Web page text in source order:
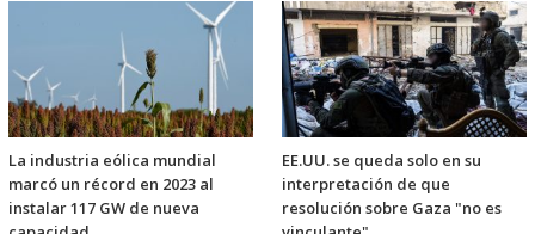
La industria eólica mundial
marcó un récord en 2023 al
instalar 117 GW de nueva
EE.UU. se queda solo en su
interpretación de que
resolución sobre Gaza "no es